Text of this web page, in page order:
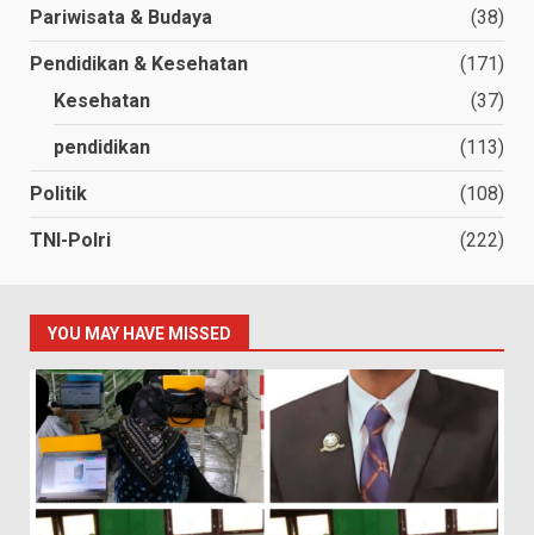
Pariwisata & Budaya (38)
Pendidikan & Kesehatan
(171)
Kesehatan
(37)
pendidikan (113)
Politik (108)
TNI-Polri (222)
YOU MAY HAVE MISSED